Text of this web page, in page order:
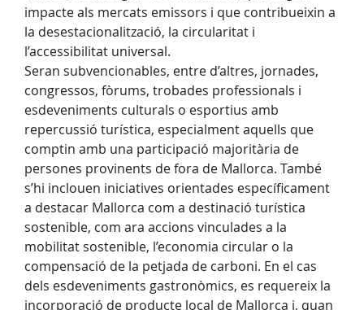
impacte als mercats emissors i que contribueixin a
la desestacionalització, la circularitat i
l’accessibilitat universal.
Seran subvencionables, entre d’altres, jornades,
congressos, fòrums, trobades professionals i
esdeveniments culturals o esportius amb
repercussió turística, especialment aquells que
comptin amb una participació majoritària de
persones provinents de fora de Mallorca. També
s’hi inclouen iniciatives orientades específicament
a destacar Mallorca com a destinació turística
sostenible, com ara accions vinculades a la
mobilitat sostenible, l’economia circular o la
compensació de la petjada de carboni. En el cas
dels esdeveniments gastronòmics, es requereix la
incorporació de producte local de Mallorca i, quan